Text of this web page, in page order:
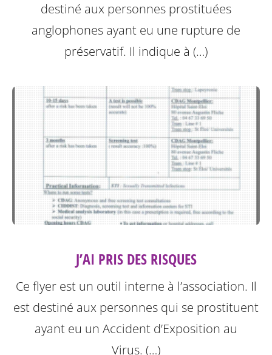
destiné aux personnes prostituées
anglophones ayant eu une rupture de
préservatif. Il indique à (…)
J’AI PRIS DES RISQUES
Ce flyer est un outil interne à l’association. Il
est destiné aux personnes qui se prostituent
ayant eu un Accident d’Exposition au
Virus. (…)